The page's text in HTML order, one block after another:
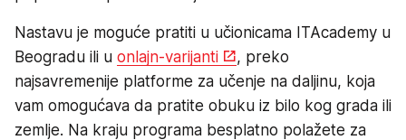
Nastavu je moguće pratiti u učionicama ITAcademy u
Beogradu ili u onlajn-varijanti
, preko
najsavremenije platforme za učenje na daljinu, koja
vam omogućava da pratite obuku iz bilo kog grada ili
zemlje. Na kraju programa besplatno polažete za